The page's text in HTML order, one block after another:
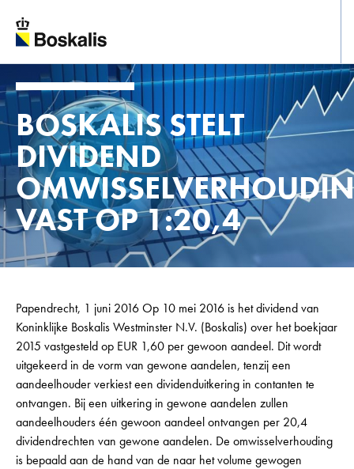
Direct naar hoofdinhoud
BOSKALIS STELT
DIVIDEND
VAST OP 1:20,4
Papendrecht, 1 juni 2016 Op 10 mei 2016 is het dividend van
Koninklijke Boskalis Westminster N.V. (Boskalis) over het boekjaar
2015 vastgesteld op EUR 1,60 per gewoon aandeel. Dit wordt
uitgekeerd in de vorm van gewone aandelen, tenzij een
aandeelhouder verkiest een dividenduitkering in contanten te
ontvangen. Bij een uitkering in gewone aandelen zullen
aandeelhouders één gewoon aandeel ontvangen per 20,4
dividendrechten van gewone aandelen. De omwisselverhouding
is bepaald aan de hand van de naar het volume gewogen